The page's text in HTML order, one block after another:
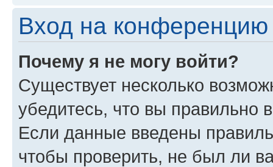
Вход на конференцию
Почему я не могу войти?
Существует несколько
убедитесь, что вы правильно
Если данные введены
чтобы проверить, не был ли